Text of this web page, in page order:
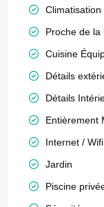
Climatisation
Proche de la
Cuisine
Détails
Détails
Entièrement
Internet / Wifi
Jardin
Piscine